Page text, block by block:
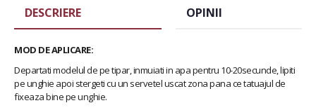
DESCRIERE OPINII
MOD DE APLICARE:
Departati modelul de pe tipar, inmuiati in apa pentru 10-20secunde, lipiti
pe unghie apoi stergeti cu un servetel uscat zona pana ce tatuajul de
fixeaza bine pe unghie.